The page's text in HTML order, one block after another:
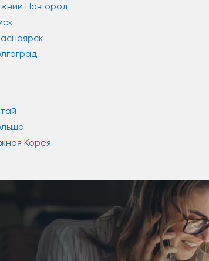
Новгород
Корея